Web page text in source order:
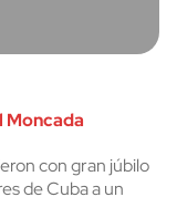
Moncada
con gran júbilo
de Cuba a un